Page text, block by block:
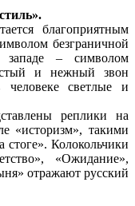
благоприятным
безграничной
западе – символом
и нежный звон
человеке светлые и
реплики на
«историзм», такими
Колокольчики
«Ожидание»,
отражают русский